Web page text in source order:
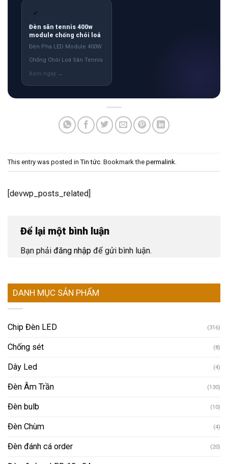
✓
Đèn sân tennis 400w
module chống chói loá
Đèn Pha LED Module 400W
Chống Chói Loá Sân Tennis
This entry was posted inTin tức . Bookmark the permalink
[devwp_posts_related]
Để lại một bình luận
Bạn phải đăng nhập để gửi bình luận.
DANH MỤC SẢN PHẨM
Chip Đèn LED (316)
Chống sét (8)
Dây Led (4)
Đèn Âm Trần (130)
Đèn bulb (10)
Đèn Chùm (4)
Đèn đánh cá order (20)